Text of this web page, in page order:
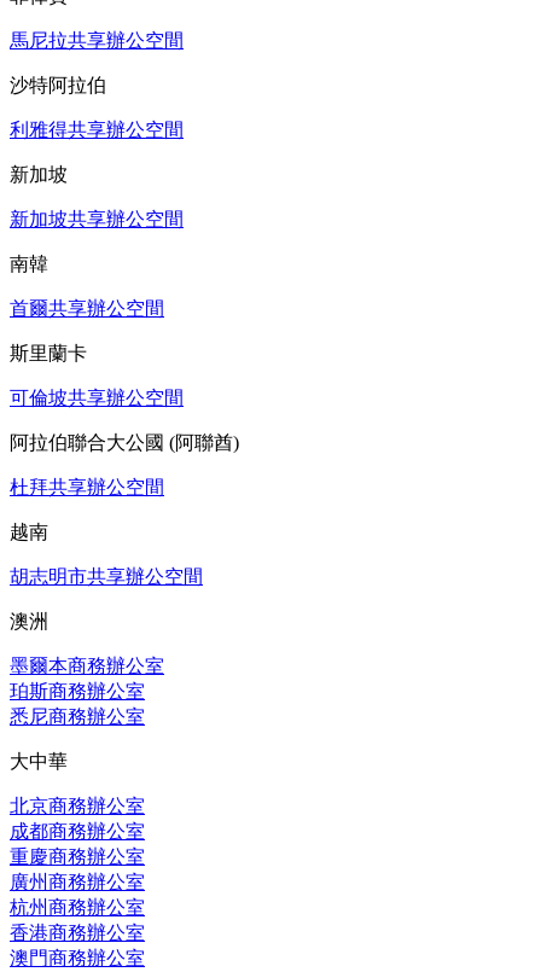
馬尼拉共享辦公空間
沙特阿拉伯
利雅得共享辦公空間
新加坡
新加坡共享辦公空間
南韓
首爾共享辦公空間
斯里蘭卡
可倫坡共享辦公空間
阿拉伯聯合大公國 (阿聯酋)
杜拜共享辦公空間
越南
胡志明市共享辦公空間
澳洲
墨爾本商務辦公室
珀斯商務辦公室
悉尼商務辦公室
大中華
北京商務辦公室
成都商務辦公室
重慶商務辦公室
廣州商務辦公室
杭州商務辦公室
香港商務辦公室
澳門商務辦公室